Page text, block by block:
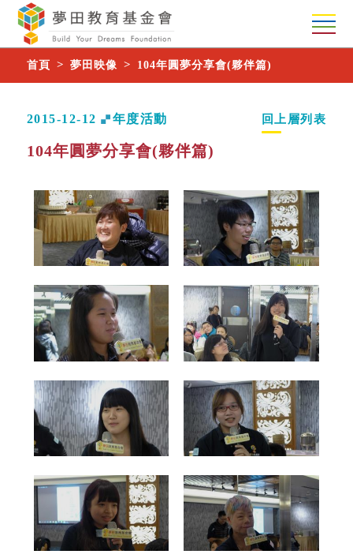
首頁 夢田映像 104年圓夢分享會(夥伴篇)
2015-12-12 年度活動
104年圓夢分享會(夥伴篇)
回上層列表